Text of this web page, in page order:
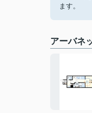
ます。
アーバネ